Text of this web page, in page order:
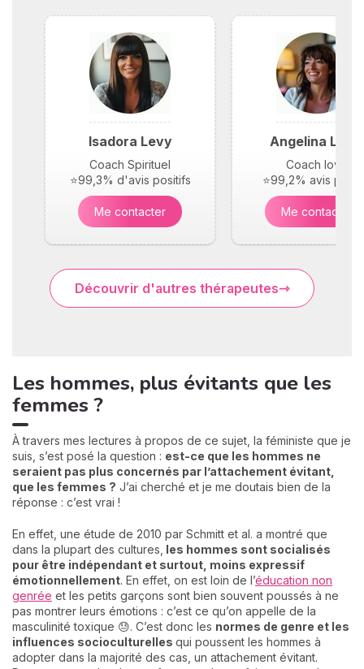
Isadora Levy
Coach Spirituel
⭐99,3% d'avis positifs
Me contacter
Angelina Lucci
Coach love
⭐99,2% avis
Me contacter
Découvrir d'autres thérapeutes
Les hommes, plus évitants que les
femmes ?
À travers mes lectures à propos de ce sujet, la féministe que je
suis, s’est posé la question : est-ce que les hommes ne
seraient pas plus concernés par l’attachement évitant,
que les femmes ? J’ai cherché et je me doutais bien de la
réponse : c’est vrai !
En effet, une étude de 2010 par Schmitt et al. a montré que
dans la plupart des cultures, les hommes sont socialisés
pour être indépendant et surtout, moins expressif
émotionnellement. En effet, on est loin de l’éducation non
genrée et les petits garçons sont bien souvent poussés à ne
pas montrer leurs émotions : c’est ce qu’on appelle de la
masculinité toxique 😓. C’est donc les normes de genre et les
influences socioculturelles qui poussent les hommes à
adopter dans la majorité des cas, un attachement évitant.